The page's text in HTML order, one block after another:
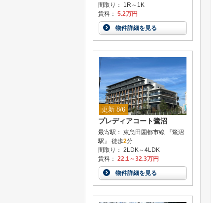
間取り： 1R～1K
賃料： 5.2万円
物件詳細を見る
更新 8/6
プレディアコート鷺沼
最寄駅： 東急田園都市線 『鷺沼
駅』 徒歩2分
間取り： 2LDK～4LDK
賃料： 22.1～32.3万円
物件詳細を見る